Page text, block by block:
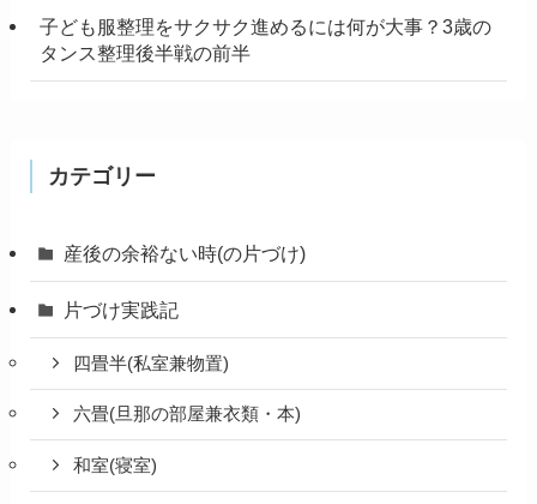
子ども服整理をサクサク進めるには何が大事？3歳の
タンス整理後半戦の前半
カテゴリー
産後の余裕ない時(の片づけ)
片づけ実践記
四畳半(私室兼物置)
六畳(旦那の部屋兼衣類・本)
和室(寝室)